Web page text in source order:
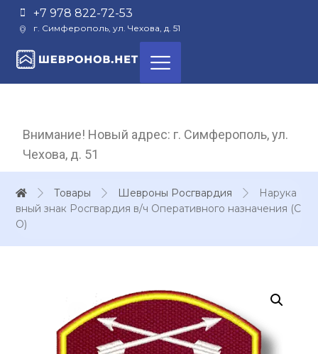
+7 978 822-72-53
г. Симферополь, ул. Чехова, д. 51
Внимание! Новый адрес: г. Симферополь, ул.
Чехова, д. 51
Товары Шевроны Росгвардия
Нарука
вный знак Росгвардия в/ч Оперативного назначения (С
О)